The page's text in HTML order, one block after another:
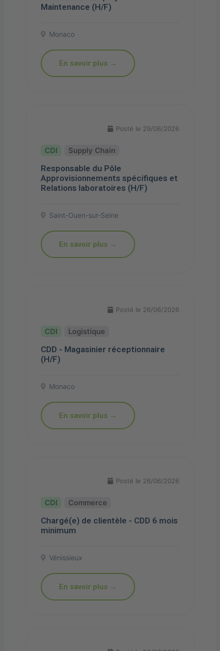
Maintenance (H/F)
Monaco
En savoir plus →
Posté le 29/06/2026
Supply Chain
Responsable du Pôle
Approvisionnements spécifiques et
Relations laboratoires (H/F)
Saint-Ouen-sur-Seine
En savoir plus →
Posté le 26/06/2026
Logistique
CDD - Magasinier réceptionnaire
(H/F)
Monaco
En savoir plus →
Posté le 26/06/2026
Commerce
Chargé(e) de clientèle - CDD 6 mois
minimum
Vénissieux
En savoir plus →